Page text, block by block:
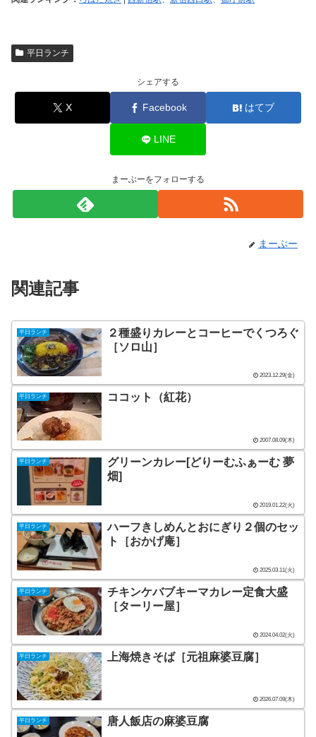
平日ランチ
シェアする
X Facebook はてブ
LINE
まーぶーをフォローする
まーぶー
関連記事
平日ランチ
２種盛りカレーとコーヒーでくつろぐ
［ソロ山］
2023.12.29(金)
平日ランチ ココット（紅花）
2007.08.09(木)
平日ランチ
グリーンカレー[どりーむふぁーむ 夢
畑]
2019.01.22(火)
平日ランチ
ハーフきしめんとおにぎり２個のセッ
ト［おかげ庵］
2025.03.11(火)
平日ランチ
チキンケバブキーマカレー定食大盛
［ターリー屋］
2024.04.02(火)
平日ランチ 上海焼きそば［元祖麻婆豆腐］
2026.07.09(木)
平日ランチ 唐人飯店の麻婆豆腐